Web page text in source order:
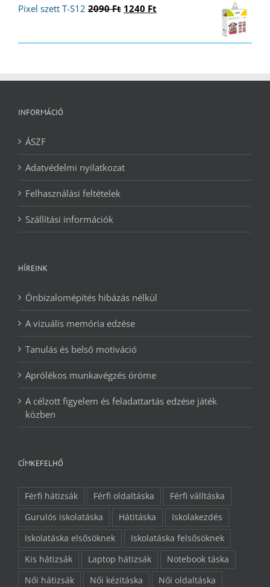
Pixel szett T-S12 2090Ft Original
1240 Ft
INFORMÁCIÓ
ÁSZF
Adatvédelmi nyilatkozat
Felhasználási feltételek
Szállítási információk
HÍREINK
Önbizalomépítés hibázás nélkül
A vizuális memória edzése
Tanulás és belső motiváció
Aprólékos munkavégzés öröme
A célzott figyelem és feladattartás edzése játék
közben
CÍMKEFELHŐ
Férfi hátizsák Férfi oldaltáska
Férfi válltáska
Gurulós iskolatáska
Hátitáska
Iskolakezdés
Iskolatáska elsősöknek
Iskolatáska felsősöknek
Kis hátizsák
Laptop hátizsák
Notebook táska
Női hátizsák
Női kézitáska
Női oldaltáska